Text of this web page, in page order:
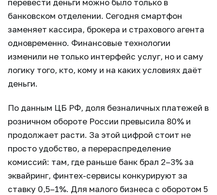
перевести деньги можно было только в
банковском отделении. Сегодня смартфон
заменяет кассира, брокера и страхового агента
одновременно. Финансовые технологии
изменили не только интерфейс услуг, но и саму
логику того, кто, кому и на каких условиях даёт
деньги.
По данным ЦБ РФ, доля безналичных платежей в
розничном обороте России превысила 80% и
продолжает расти. За этой цифрой стоит не
просто удобство, а перераспределение
комиссий: там, где раньше банк брал 2–3% за
эквайринг, финтех-сервисы конкурируют за
ставку 0,5–1%. Для малого бизнеса с оборотом 5